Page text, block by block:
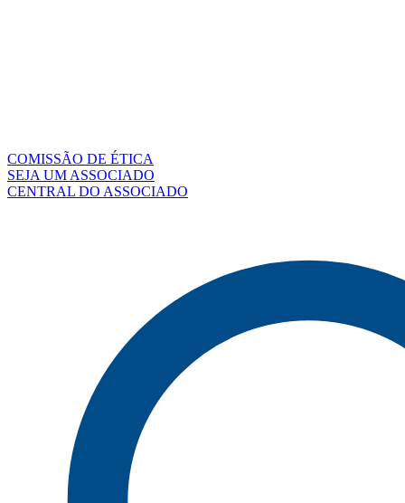
COMISSÃO DE ÉTICA
SEJA UM ASSOCIADO
CENTRAL DO ASSOCIADO